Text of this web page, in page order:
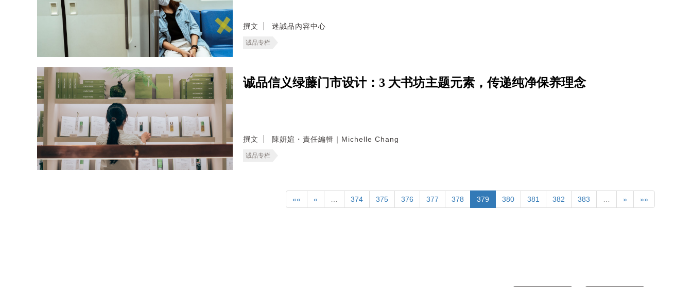
撰文 迷誠品內容中心
诚品专栏
诚品信义绿藤门市设计：3 大书坊主题元素，传递纯净保养理念
撰文 陳妍媗・責任編輯｜Michelle Chang
诚品专栏
«« « … 374 375 376 377 378 379 380 381 382 383 … » »»